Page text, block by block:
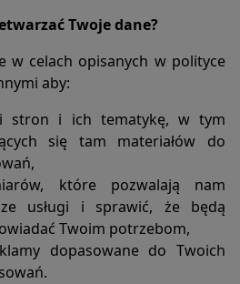
Twoje dane?
w celach opisanych w polityce
aby:
stron i ich tematykę, w tym
się tam materiałów do
które pozwalają nam
usługi i sprawić, że będą
Twoim potrzebom,
dopasowane do Twoich
w następujący sposób:
urządzeniach końcowych pliki
logów serwera www przez
się na portalu zostaje
mailingowej, dzięki której co
podczas rejestracji adres e-
W każdej z wiadomości na jej
wypisanie się z listy
usunięcia konta na